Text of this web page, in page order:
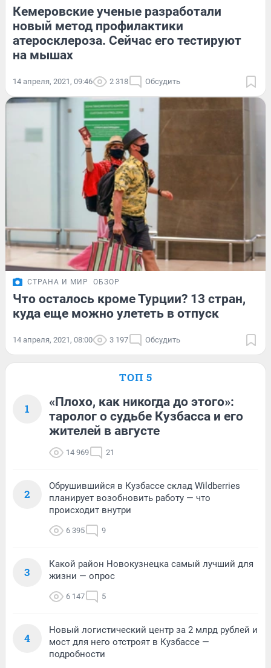
Кемеровские ученые разработали
новый метод профилактики
атеросклероза. Сейчас его тестируют
на мышах
14 апреля, 2021, 09:46 2 318 Обсудить
СТРАНА И МИР ОБЗОР
Что осталось кроме Турции? 13 стран,
куда еще можно улететь в отпуск
14 апреля, 2021, 08:00 3 197 Обсудить
ТОП 5
1
«Плохо, как никогда до этого»:
таролог о судьбе Кузбасса и его
жителей в августе
14 969 21
2
Обрушившийся в Кузбассе склад Wildberries
планирует возобновить работу — что
происходит внутри
6 395 9
3
Какой район Новокузнецка самый лучший для
жизни — опрос
6 147 5
4
Новый логистический центр за 2 млрд рублей и
мост для него отстроят в Кузбассе —
подробности